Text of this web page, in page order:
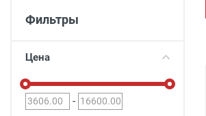
Розетки и Выключатели
Настенные панно, Вазы
Сантехника
Двери
Фильтры
Цена
-